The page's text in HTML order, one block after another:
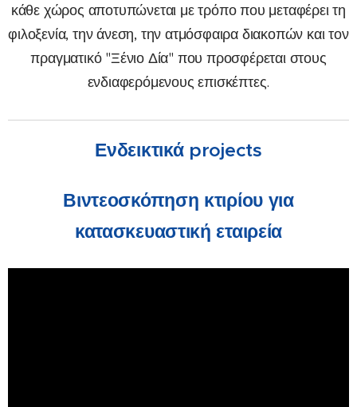
κάθε χώρος αποτυπώνεται με τρόπο που μεταφέρει τη
φιλοξενία, την άνεση, την ατμόσφαιρα διακοπών και τον
πραγματικό "Ξένιο Δία" που προσφέρεται στους
ενδιαφερόμενους επισκέπτες.
Ενδεικτικά projects
Βιντεοσκόπηση κτιρίου για
κατασκευαστική εταιρεία